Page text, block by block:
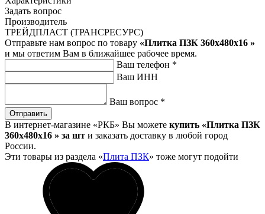
Задать вопрос
Производитель
ТРЕЙДПЛАСТ (ТРАНСРЕСУРС)
Отправьте нам вопрос по товару «Плитка ПЗК 360х480х16 »
и мы ответим Вам в ближайшее рабочее время.
Ваш телефон *
Ваш ИНН
Ваш вопрос *
Отправить
В интернет-магазине «РКБ» Вы можете купить «Плитка ПЗК
360х480х16 » за шт и заказать доставку в любой город
России.
Эти товары из раздела «Плита ПЗК» тоже могут подойти